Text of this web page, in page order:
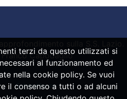
Capodaglio
bySpheraHouse
terzi da questo utilizzati si
al funzionamento ed
nella cookie policy. Se vuoi
il consenso a tutti o ad alcuni